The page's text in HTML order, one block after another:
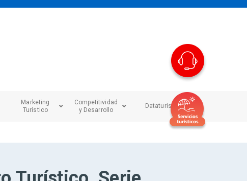
Marketing
Turístico
Competitividad
y Desarrollo
Dataturismo